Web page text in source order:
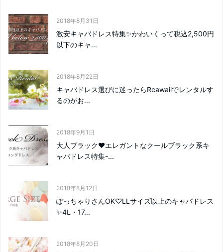
2018年8月31日
激安キャバドレス特集✨かわいくって税込2,500円
以下のキャ...
2018年8月22日
キャバドレス選びに迷ったらRcawaiiでレンタルす
るのがお...
2018年9月1日
大人ブラック❤エレガントなクールブラック系キ
ャバドレス特集-...
2018年8月12日
ぽっちゃりさんOK♡LLサイズ以上のキャバドレス
✨4L・17...
2018年8月20日